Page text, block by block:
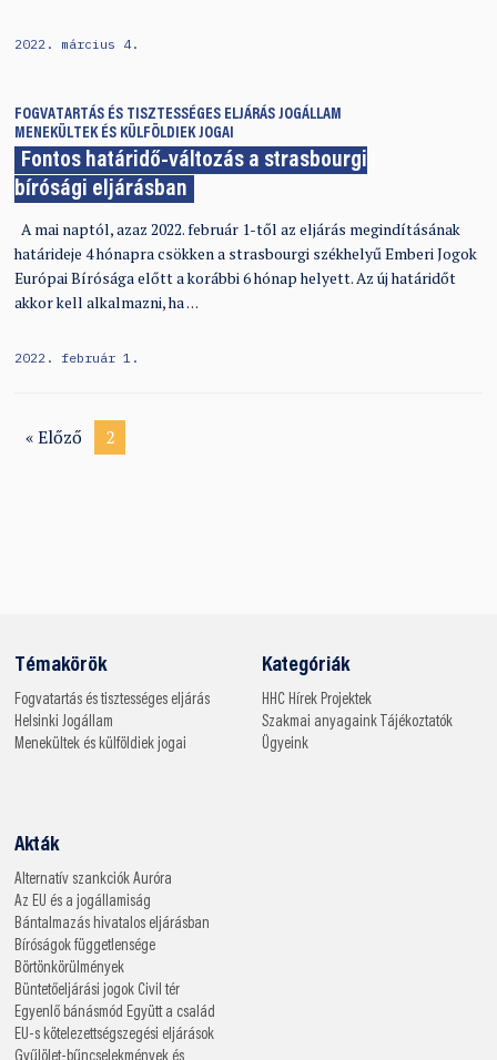
2022. március 4.
FOGVATARTÁS ÉS TISZTESSÉGES ELJÁRÁS JOGÁLLAM
MENEKÜLTEK ÉS KÜLFÖLDIEK JOGAI
Fontos határidő-változás a strasbourgi
bírósági eljárásban
A mai naptól, azaz 2022. február 1-től az eljárás megindításának
határideje 4 hónapra csökken a strasbourgi székhelyű Emberi Jogok
Európai Bírósága előtt a korábbi 6 hónap helyett. Az új határidőt
akkor kell alkalmazni, ha …
2022. február 1.
« Előző 2
Témakörök
Fogvatartás és tisztességes eljárás
Helsinki Jogállam
Menekültek és külföldiek jogai
Kategóriák
HHC Hírek Projektek
Szakmai anyagaink Tájékoztatók
Ügyeink
Akták
Alternatív szankciók Auróra
Az EU és a jogállamiság
Bántalmazás hivatalos eljárásban
Bíróságok függetlensége
Börtönkörülmények
Büntetőeljárási jogok Civil tér
Egyenlő bánásmód Együtt a család
EU-s kötelezettségszegési eljárások